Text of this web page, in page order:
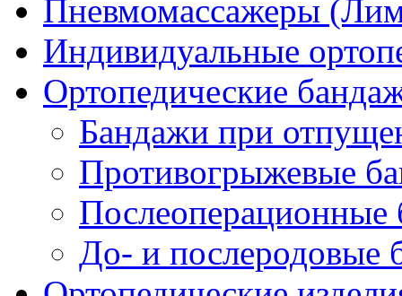
Пневмомассажеры
Индивидуальные
Ортопедические
Бандажи при
Противогрыжевые
Послеоперационные
До- и послеродовые